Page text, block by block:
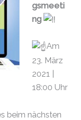
gsmeeti
ng
Am
23. März
2021 |
18:00 Uhr
beim nächsten